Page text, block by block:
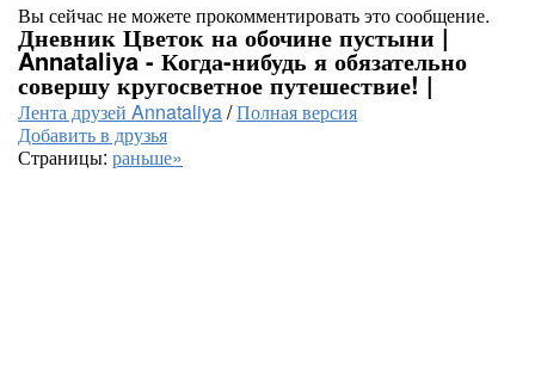
Вы сейчас не можете прокомментировать это сообщение.
Дневник Цветок на обочине пустыни |
Annataliya - Когда-нибудь я обязательно
совершу кругосветное путешествие! |
Лента друзей Annataliya/Полная версия
Добавить в друзья
Страницы: раньше»